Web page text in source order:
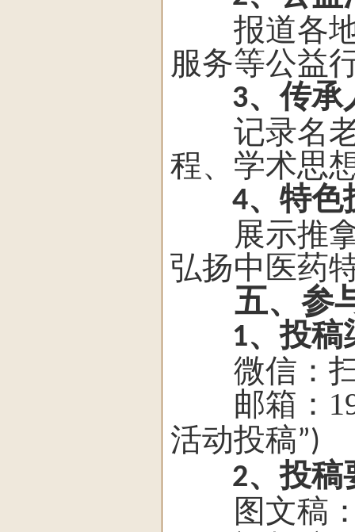
报道各地
服务等公益
3、传承
记录名老
程、学术思
4、特色
展示推拿
弘扬中医药
五、参
1、投稿
微信：扫
邮箱：
活动投稿”)
2、投稿
图文稿：